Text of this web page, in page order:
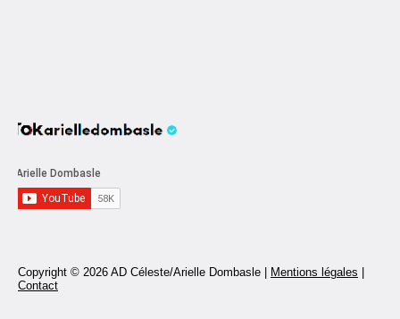
Copyright © 2026 AD Céleste/Arielle Dombasle | Mentions légales
Contact